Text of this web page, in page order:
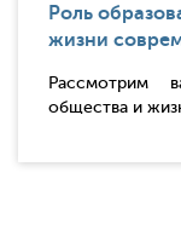
Роль
жизни
Рассмотрим
общества и